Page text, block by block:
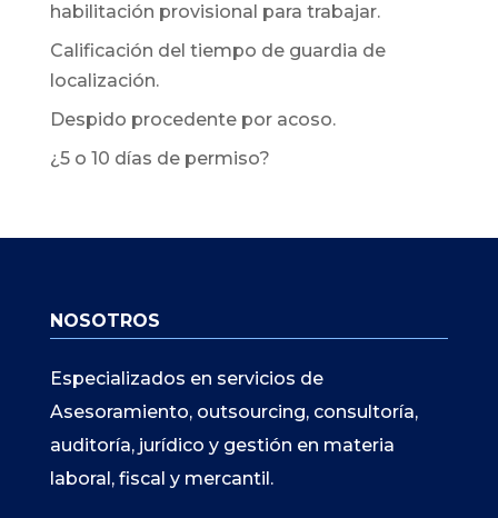
habilitación provisional para trabajar.
Calificación del tiempo de guardia de
localización.
Despido procedente por acoso.
¿5 o 10 días de permiso?
NOSOTROS
Especializados en servicios de
Asesoramiento, outsourcing, consultoría,
auditoría, jurídico y gestión en materia
laboral, fiscal y mercantil.